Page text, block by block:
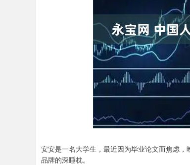
安安是一名大学生，最近因为毕业论文而焦虑
品牌的深睡枕。